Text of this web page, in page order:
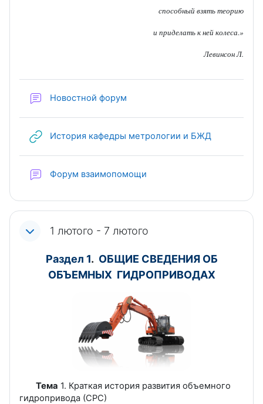
способный взять теорию
и приделать к ней колеса.»
Левинсон Л.
Новостной форум
История кафедры метрологии и БЖД
Форум взаимопомощи
1 лютого - 7 лютого
Раздел 1. ОБЩИЕ СВЕДЕНИЯ ОБ
ОБЪЕМНЫХ ГИДРОПРИВОДАХ
Тема 1. Краткая история развития объемного
гидропривода (СРС)